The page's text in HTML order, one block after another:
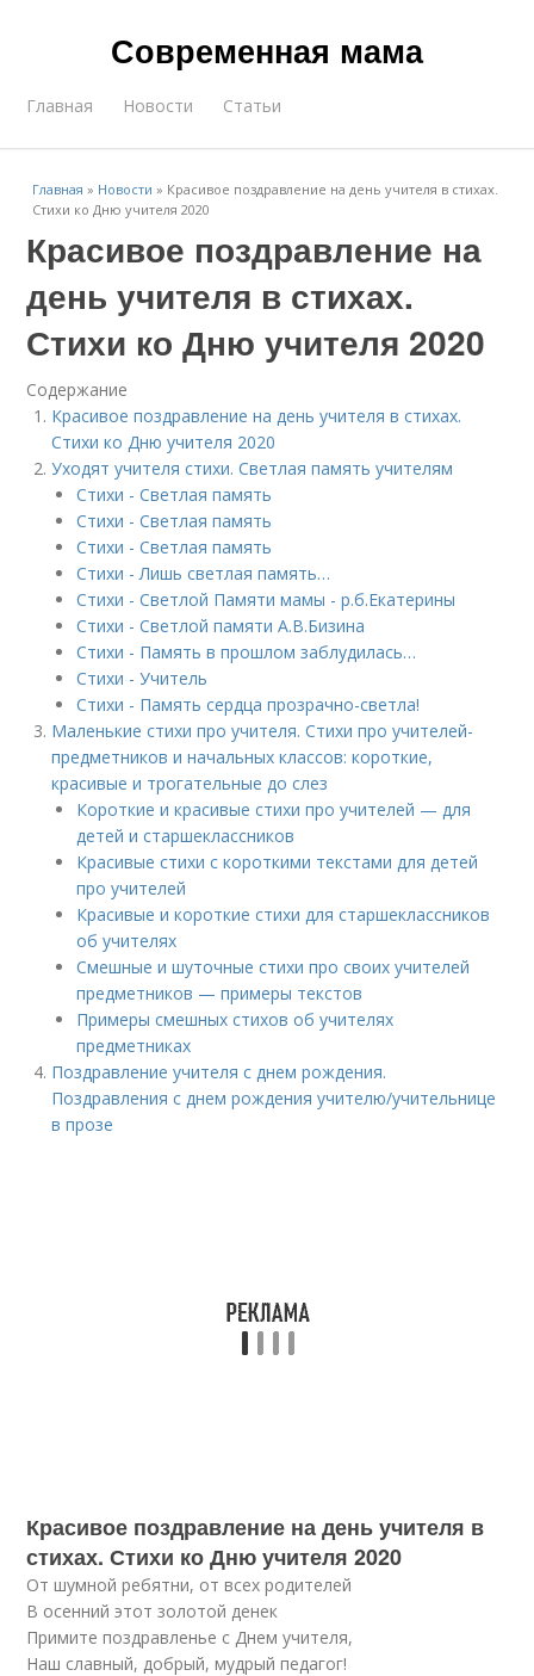
Современная мама
Главная Новости Статьи
Главная » Новости » Красивое поздравление на день учителя в стихах.
Стихи ко Дню учителя 2020
Красивое поздравление на
день учителя в стихах.
Стихи ко Дню учителя 2020
Содержание
Красивое поздравление на день учителя в стихах.
Стихи ко Дню учителя 2020
Уходят учителя стихи. Светлая память учителям
Стихи - Светлая память
Стихи - Светлая память
Стихи - Светлая память
Стихи - Лишь светлая память…
Стихи - Светлой Памяти мамы - р.б.Екатерины
Стихи - Светлой памяти А.В.Бизина
Стихи - Память в прошлом заблудилась…
Стихи - Учитель
Стихи - Память сердца прозрачно-светла!
Маленькие стихи про учителя. Стихи про учителей-
предметников и начальных классов: короткие,
красивые и трогательные до слез
Короткие и красивые стихи про учителей — для
детей и старшеклассников
Красивые стихи с короткими текстами для детей
про учителей
Красивые и короткие стихи для старшеклассников
об учителях
Смешные и шуточные стихи про своих учителей
предметников — примеры текстов
Примеры смешных стихов об учителях
предметниках
Поздравление учителя с днем рождения.
Поздравления с днем рождения учителю/учительнице
в прозе
Красивое поздравление на день учителя в
стихах. Стихи ко Дню учителя 2020
От шумной ребятни, от всех родителей
В осенний этот золотой денек
Примите поздравленье с Днем учителя,
Наш славный, добрый, мудрый педагог!